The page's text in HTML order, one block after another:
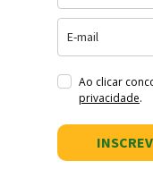
Ao clicar
privacidade.